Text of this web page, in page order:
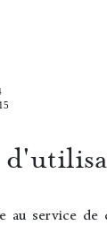
au service de